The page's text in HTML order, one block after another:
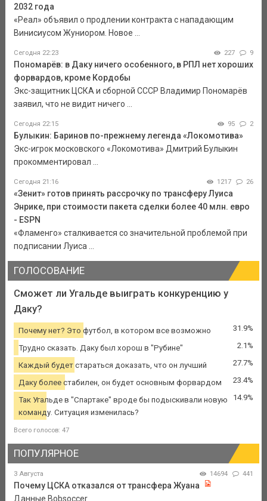
2032 года
«Реал» объявил о продлении контракта с нападающим
Винисиусом Жуниором. Новое ...
Сегодня 22:23 227 9
Пономарёв: в Даку ничего особенного, в РПЛ нет хороших
форвардов, кроме Кордобы
Экс-защитник ЦСКА и сборной СССР Владимир Пономарёв
заявил, что не видит ничего ...
Сегодня 22:15 95 2
Булыкин: Баринов по-прежнему легенда «Локомотива»
Экс-игрок московского «Локомотива» Дмитрий Булыкин
прокомментировал ...
Сегодня 21:16 1217 26
«Зенит» готов принять рассрочку по трансферу Луиса
Энрике, при стоимости пакета сделки более 40 млн. евро
- ESPN
«Фламенго» сталкивается со значительной проблемой при
подписании Луиса ...
ГОЛОСОВАНИЕ
Сможет ли Угальде выиграть конкуренцию у
Даку?
Почему нет? Это футбол, в котором все возможно 31.9%
Трудно сказать. Даку был хорош в "Рубине" 2.1%
Каждый будет стараться доказать, что он лучший 27.7%
Даку более стабилен, он будет основным форвардом 23.4%
Так Угальде в "Спартаке" вроде бы подыскивали новую
команду. Ситуация изменилась?
14.9%
Всего голосов: 47
ПОПУЛЯРНОЕ
3 Августа 14694 441
Почему ЦСКА отказался от трансфера Жуана
Данные Bobsoccer.